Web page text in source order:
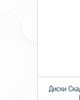
Диски